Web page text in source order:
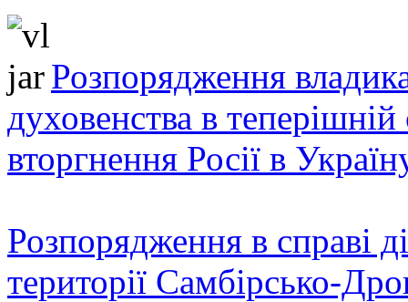
Розпорядження
духовенства в теперішній
вторгнення Росії в
Розпорядження в справі
території Самбірсько-